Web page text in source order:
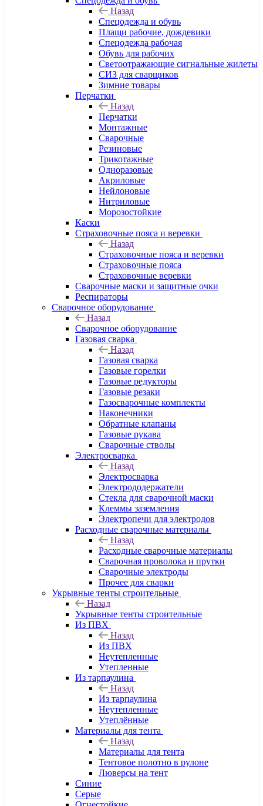
Назад
Спецодежда и обувь
Плащи рабочие, дождевики
Спецодежда рабочая
Обувь для рабочих
Светоотражающие сигнальные жилеты
СИЗ для сварщиков
Зимние товары
Перчатки
Назад
Перчатки
Монтажные
Сварочные
Резиновые
Трикотажные
Одноразовые
Акриловые
Нейлоновые
Нитриловые
Морозостойкие
Каски
Страховочные пояса и веревки
Назад
Страховочные пояса и веревки
Страховочные пояса
Страховочные веревки
Сварочные маски и защитные очки
Респираторы
Сварочное оборудование
Назад
Сварочное оборудование
Газовая сварка
Назад
Газовая сварка
Газовые горелки
Газовые редукторы
Газовые резаки
Газосварочные комплекты
Наконечники
Обратные клапаны
Газовые рукава
Сварочные стволы
Электросварка
Назад
Электросварка
Электрододержатели
Стекла для сварочной маски
Клеммы заземления
Электропечи для электродов
Расходные сварочные материалы
Назад
Расходные сварочные материалы
Сварочная проволока и прутки
Сварочные электроды
Прочее для сварки
Укрывные тенты строительные
Назад
Укрывные тенты строительные
Из ПВХ
Назад
Из ПВХ
Неутепленные
Утепленные
Из тарпаулина
Назад
Из тарпаулина
Неутепленные
Утеплённые
Материалы для тента
Назад
Материалы для тента
Тентовое полотно в рулоне
Люверсы на тент
Синие
Серые